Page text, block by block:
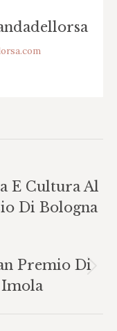
E Cultura Al
Di Bologna
Premio Di